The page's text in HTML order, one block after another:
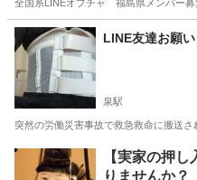
全国系LINEオプチャ 福島県メンバ
福島 福島市 LINE友達 オ
LINE友達お願
泉駅
突然の労働災害事故で救急救命に搬送
福島 いわき市 泉駅 LINE
【実家の押
りませんか？